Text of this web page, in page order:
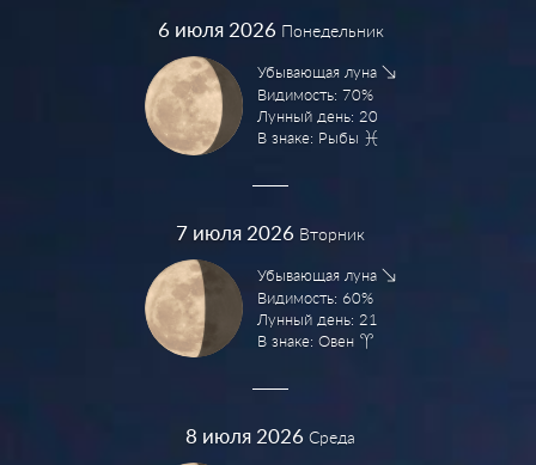
6 июля 2026 Понедельник
Убывающая луна
Видимость: 70%
Лунный день: 20
В знаке: Рыбы
7 июля 2026 Вторник
Убывающая луна
Видимость: 60%
Лунный день: 21
В знаке: Овен
8 июля 2026 Среда